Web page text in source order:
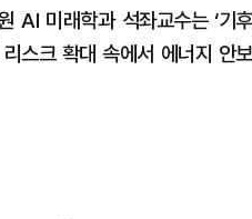
AI 미래학과 석좌교수는 ‘기
스크 확대 속에서 에너지 안